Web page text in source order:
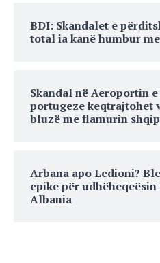
BDI: Skandalet e
total ia kanë humbur
Skandal në Aeroportin
portugeze keqtrajtohet
bluzë me flamurin
Arbana apo Ledioni?
epike për
Albania